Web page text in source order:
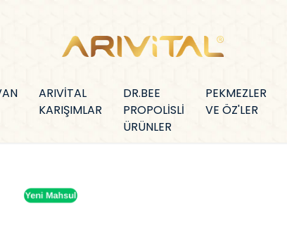
ARIVİTAL
KARIŞIMLAR
DR.BEE
PROPOLİSLİ
ÜRÜNLER
PEKMEZLER
VE ÖZ'LER